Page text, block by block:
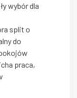
wybór dla
split o
do
praca,